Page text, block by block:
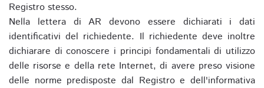
Registro stesso.
Nella lettera di AR devono essere dichiarati i dati
identificativi del richiedente. Il richiedente deve inoltre
dichiarare di conoscere i principi fondamentali di utilizzo
delle risorse e della rete Internet, di avere preso visione
delle norme predisposte dal Registro e dell'informativa